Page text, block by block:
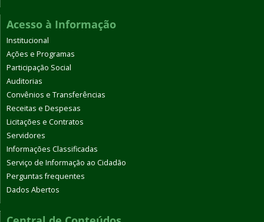
Acesso à Informação
Institucional
Ações e Programas
Participação Social
Auditorias
Convênios e Transferências
Receitas e Despesas
Licitações e Contratos
Servidores
Informações Classificadas
Serviço de Informação ao Cidadão
Perguntas frequentes
Dados Abertos